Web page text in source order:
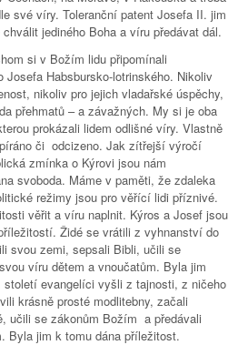
své víry. Toleranční patent Josefa II. jim
jediného Boha a víru předávat dál.
si v Božím lidu připomínali
Josefa Habsbursko-lotrinského. Nikoliv
nikoliv pro jejich vladařské úspěchy,
přehmatů – a závažných. My si je oba
prokázali lidem odlišné víry. Vlastně
či odcizeno. Jak zítřejší výročí
zmínka o Kýrovi jsou nám
svoboda. Máme v paměti, že zdaleka
režimy jsou pro věřící lidi příznivé.
věřit a víru naplnit. Kýros a Josef jsou
Židé se vrátili z vyhnanství do
svou zemi, sepsali Bibli, učili se
víru dětem a vnoučatům. Byla jim
evangelíci vyšli z tajnosti, z ničeho
krásně prosté modlitebny, začali
učili se zákonům Božím a předávali
Byla jim k tomu dána příležitost.